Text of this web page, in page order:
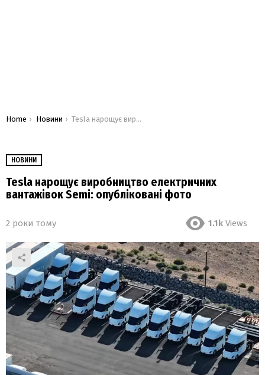
You are here:
Home Новини Tesla нарощує виробництво електричних вантажівок Semi: опубліковані фото
НОВИНИ
Tesla нарощує виробництво електричних
вантажівок Semi: опубліковані фото
2 роки тому 1.1k Views